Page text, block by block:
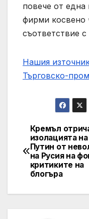
повече от една
фирми косвено
съответствие
Нашия
Търговско-
Post
Кремъл
изолацията на
Путин от
на Русия на
критиките на
блогъра